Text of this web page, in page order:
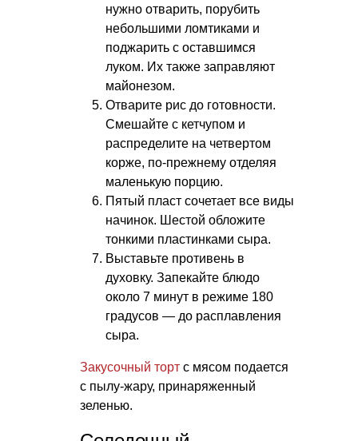
нужно отварить, порубить
небольшими ломтиками и
поджарить с оставшимся
луком. Их также заправляют
майонезом.
Отварите рис до готовности.
Смешайте с кетчупом и
распределите на четвертом
корже, по-прежнему отделяя
маленькую порцию.
Пятый пласт сочетает все виды
начинок. Шестой обложите
тонкими пластинками сыра.
Выставьте противень в
духовку. Запекайте блюдо
около 7 минут в режиме 180
градусов — до расплавления
сыра.
Закусочный торт с мясом подается
с пылу-жару, принаряженный
зеленью.